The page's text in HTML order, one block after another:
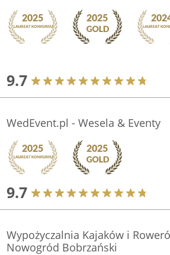
9.7
WedEvent.pl - Wesela & Eventy
9.7
Wypożyczalnia Kajaków i
Nowogród Bobrzański